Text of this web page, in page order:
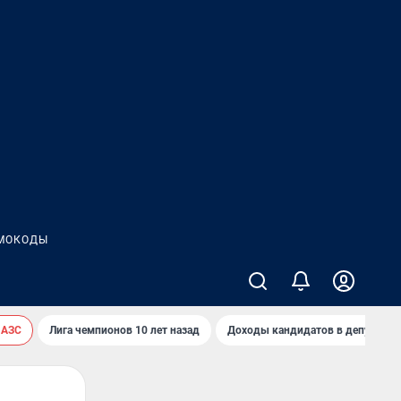
АЗС Лига чемпионов 10 лет назад Доходы кандидатов в депутаты